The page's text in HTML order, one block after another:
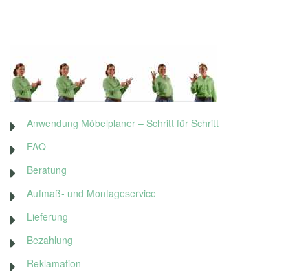
Anwendung Möbelplaner – Schritt für Schritt
FAQ
Beratung
Aufmaß- und Montageservice
Lieferung
Bezahlung
Reklamation